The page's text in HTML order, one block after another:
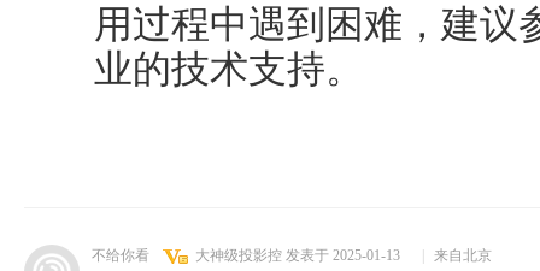
用过程中遇到困难，建议
业的技术支持。
不给你看 大神级投影控 发表于 2025-01-13 来自北京